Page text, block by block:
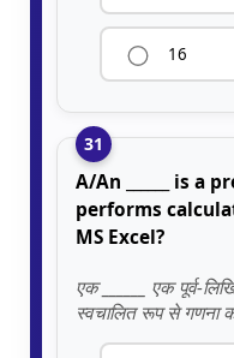
16
31
A/An ______ is
performs
MS Excel?
एक ______ एक पूर्व-
स्वचालित रूप से गणना